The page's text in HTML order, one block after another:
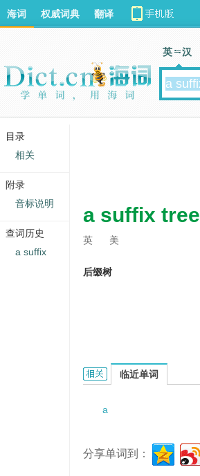
a suffix tree
英 美
后缀树
a suffix tree的相关资料：
临近单词
a
分享单词到：
海词 权威词典 翻译
英 汉
目录
相关
附录
音标说明
查词历史
a suffix